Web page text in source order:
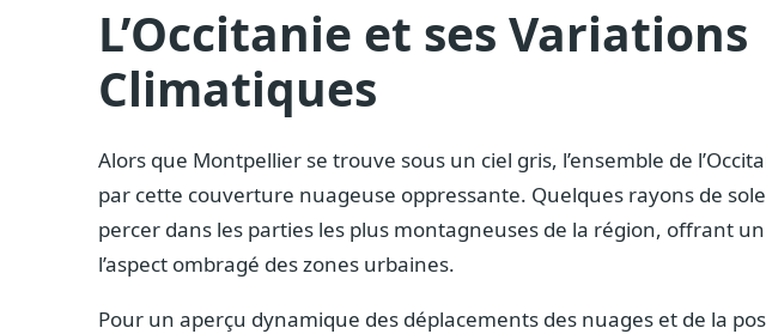
L’Occitanie et ses Variations
Climatiques
Alors que Montpellier se trouve sous un ciel gris, l’ensemble de
par cette couverture nuageuse oppressante. Quelques rayons de
percer dans les parties les plus montagneuses de la région, offrant
l’aspect ombragé des zones urbaines.
Pour un aperçu dynamique des déplacements des nuages et de la